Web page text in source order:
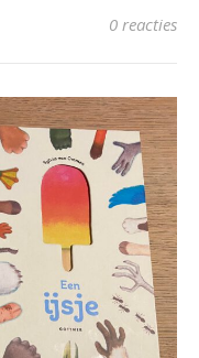
0 reacties